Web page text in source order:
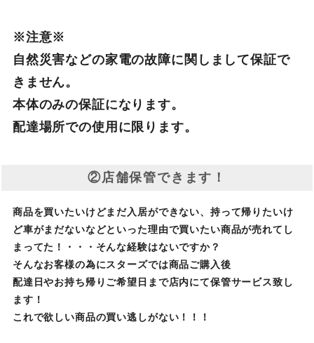
※注意※
自然災害などの家電の故障に関しまして保証で
きません。
本体のみの保証になります。
配達場所での使用に限ります。
②店舗保管できます！
商品を買いたいけどまだ入居ができない、持って帰りたいけ
ど車がまだないなどといった理由で買いたい商品が売れてし
まってた！・・・そんな経験はないですか？
そんなお客様の為にスターズでは商品ご購入後
配達日やお持ち帰りご希望日まで店内にて保管サービス致し
ます！
これで欲しい商品の買い逃しがない！！！